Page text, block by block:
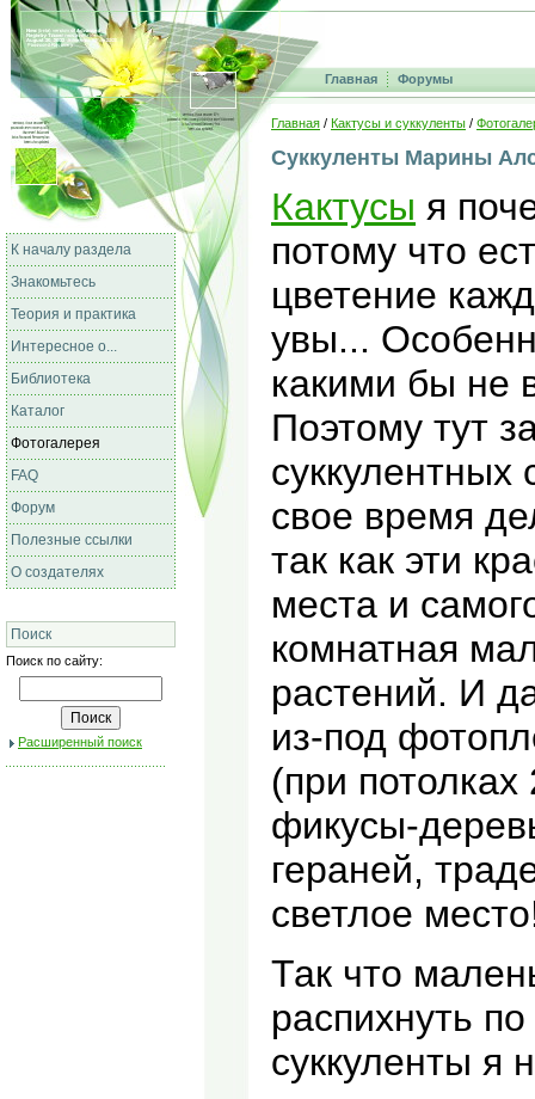
Главная Форумы
К началу раздела
Знакомьтесь
Теория и практика
Интересное о...
Библиотека
Каталог
Фотогалерея
FAQ
Форум
Полезные ссылки
О создателях
Поиск
Поиск по сайту:
Расширенный поиск
Главная / Кактусы и суккуленты /
Суккуленты Марины
Кактусы я
потому что
цветение
увы...
какими бы не
Поэтому тут
суккулентных
свое время
так как эти
места и
комнатная
растений. И
из-под
(при
фикусы-
гераней,
светлое
Так что
распихнуть
суккуленты я